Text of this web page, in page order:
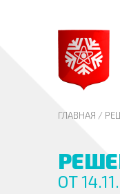
ГЛАВНАЯ /
ОТ